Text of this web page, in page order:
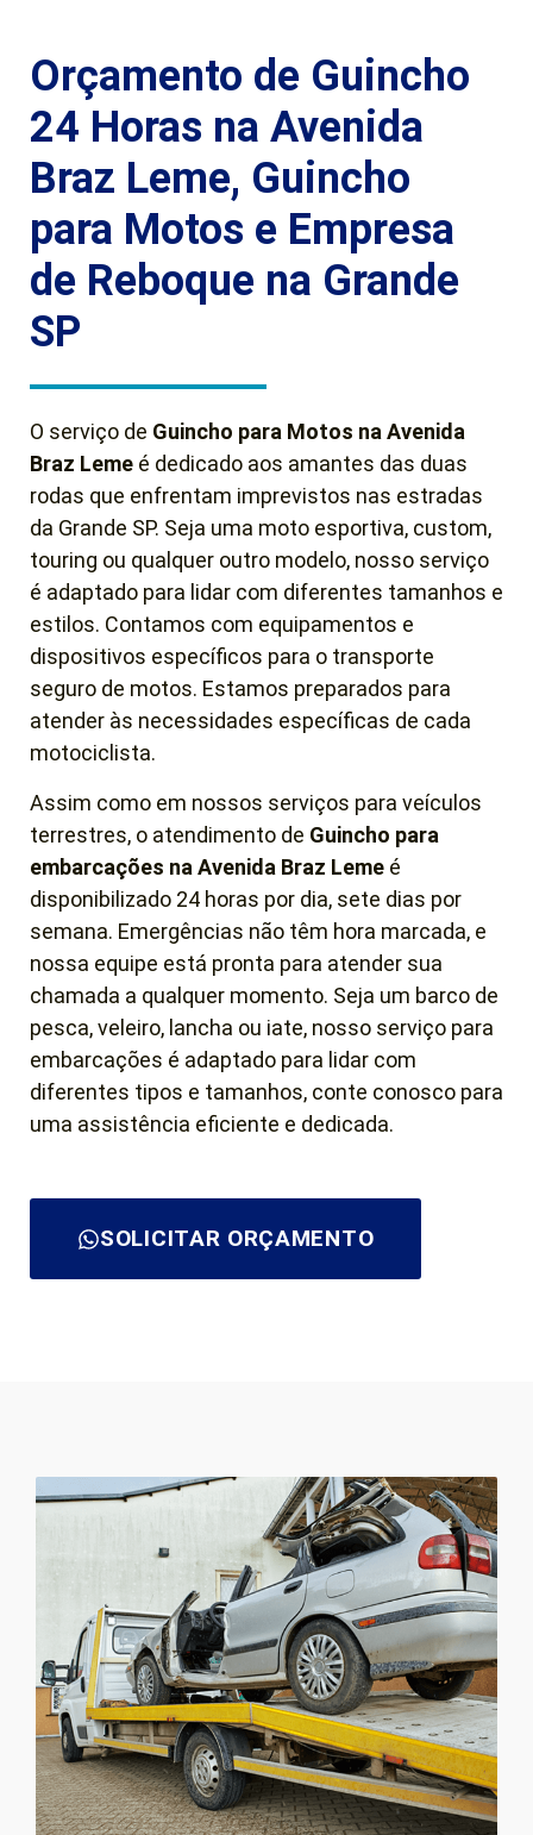
Orçamento de Guincho
24 Horas na Avenida
Braz Leme, Guincho
para Motos e Empresa
de Reboque na Grande
SP
O serviço de Guincho para Motos na Avenida
Braz Leme é dedicado aos amantes das duas
rodas que enfrentam imprevistos nas estradas
da Grande SP. Seja uma moto esportiva, custom,
touring ou qualquer outro modelo, nosso serviço
é adaptado para lidar com diferentes tamanhos e
estilos. Contamos com equipamentos e
dispositivos específicos para o transporte
seguro de motos. Estamos preparados para
atender às necessidades específicas de cada
motociclista.
Assim como em nossos serviços para veículos
terrestres, o atendimento de Guincho para
embarcações na Avenida Braz Leme é
disponibilizado 24 horas por dia, sete dias por
semana. Emergências não têm hora marcada, e
nossa equipe está pronta para atender sua
chamada a qualquer momento. Seja um barco de
pesca, veleiro, lancha ou iate, nosso serviço para
embarcações é adaptado para lidar com
diferentes tipos e tamanhos, conte conosco para
uma assistência eficiente e dedicada.
SOLICITAR ORÇAMENTO